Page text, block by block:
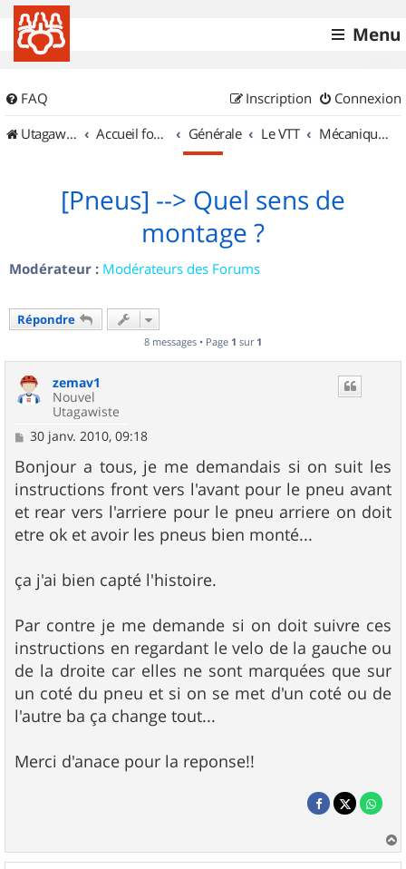
Menu
FAQ Connexion
Inscription
UtagawaVTT (Randos VTT et VTTAE avec traces GPS)
Accueil forum Générale Le VTT Mécanique et Entretiens
[Pneus] --> Quel sens de
montage ?
Modérateur : Modérateurs des Forums
Répondre
8 messages • Page 1 sur 1
zemav1
Nouvel
Utagawiste
M
s
s
a
g
e
30 janv. 2010, 09:18
Bonjour a tous, je me demandais si on suit les
instructions front vers l'avant pour le pneu avant
et rear vers l'arriere pour le pneu arriere on doit
etre ok et avoir les pneus bien monté...
ça j'ai bien capté l'histoire.
Par contre je me demande si on doit suivre ces
instructions en regardant le velo de la gauche ou
de la droite car elles ne sont marquées que sur
un coté du pneu et si on se met d'un coté ou de
l'autre ba ça change tout...
Merci d'anace pour la reponse!!
a